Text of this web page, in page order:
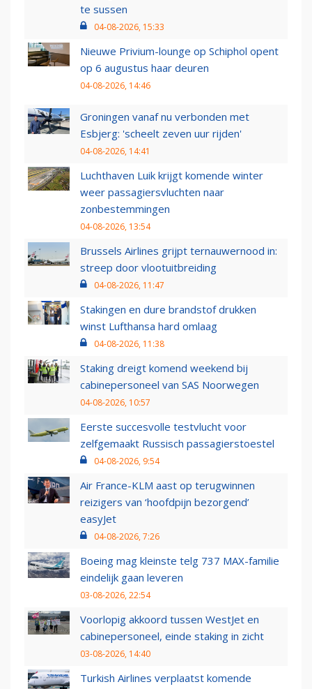
te sussen
04-08-2026, 15:33
Nieuwe Privium-lounge op Schiphol opent
op 6 augustus haar deuren
04-08-2026, 14:46
Groningen vanaf nu verbonden met
Esbjerg: 'scheelt zeven uur rijden'
04-08-2026, 14:41
Luchthaven Luik krijgt komende winter
weer passagiersvluchten naar
zonbestemmingen
04-08-2026, 13:54
Brussels Airlines grijpt ternauwernood in:
streep door vlootuitbreiding
04-08-2026, 11:47
Stakingen en dure brandstof drukken
winst Lufthansa hard omlaag
04-08-2026, 11:38
Staking dreigt komend weekend bij
cabinepersoneel van SAS Noorwegen
04-08-2026, 10:57
Eerste succesvolle testvlucht voor
zelfgemaakt Russisch passagierstoestel
04-08-2026, 9:54
Air France-KLM aast op terugwinnen
reizigers van ‘hoofdpijn bezorgend’
easyJet
04-08-2026, 7:26
Boeing mag kleinste telg 737 MAX-familie
eindelijk gaan leveren
03-08-2026, 22:54
Voorlopig akkoord tussen WestJet en
cabinepersoneel, einde staking in zicht
03-08-2026, 14:40
Turkish Airlines verplaatst komende